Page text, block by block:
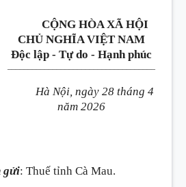
CỘNG HÒA XÃ HỘI
CHỦ NGHĨA VIỆT NAM
Độc lập - Tự do - Hạnh phúc
Hà Nội, ngày 28 tháng 4
năm 2026
gửi: Thuế tỉnh Cà Mau.